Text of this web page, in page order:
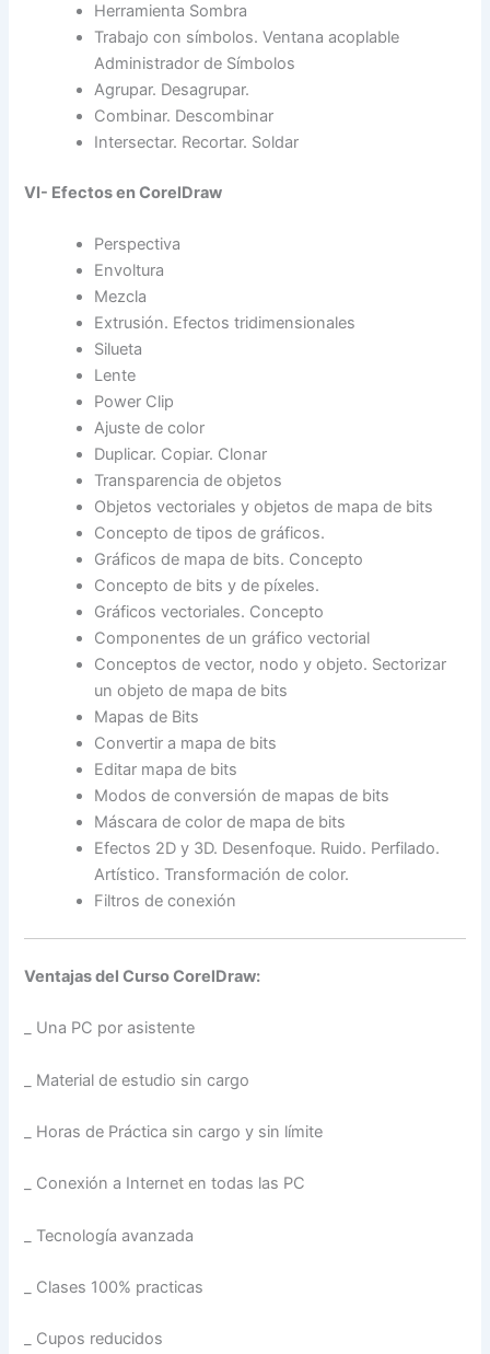
Herramienta Sombra
Trabajo con símbolos. Ventana acoplable
Administrador de Símbolos
Agrupar. Desagrupar.
Combinar. Descombinar
Intersectar. Recortar. Soldar
VI- Efectos en CorelDraw
Perspectiva
Envoltura
Mezcla
Extrusión. Efectos tridimensionales
Silueta
Lente
Power Clip
Ajuste de color
Duplicar. Copiar. Clonar
Transparencia de objetos
Objetos vectoriales y objetos de mapa de bits
Concepto de tipos de gráficos.
Gráficos de mapa de bits. Concepto
Concepto de bits y de píxeles.
Gráficos vectoriales. Concepto
Componentes de un gráfico vectorial
Conceptos de vector, nodo y objeto. Sectorizar
un objeto de mapa de bits
Mapas de Bits
Convertir a mapa de bits
Editar mapa de bits
Modos de conversión de mapas de bits
Máscara de color de mapa de bits
Efectos 2D y 3D. Desenfoque. Ruido. Perfilado.
Artístico. Transformación de color.
Filtros de conexión
Ventajas del Curso CorelDraw:
_ Una PC por asistente
_ Material de estudio sin cargo
_ Horas de Práctica sin cargo y sin límite
_ Conexión a Internet en todas las PC
_ Tecnología avanzada
_ Clases 100% practicas
_ Cupos reducidos